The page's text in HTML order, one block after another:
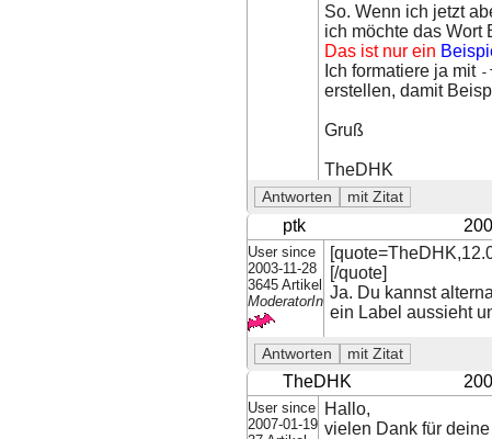
So. Wenn ich jetzt
ich möchte das Wort
Das ist nur ein
Ich formatiere ja mit -
erstellen, damit
Gruß
TheDHK
ptk
User since
2003-11-28
3645 Artikel
ModeratorIn
[/quote]
Ja. Du kannst
ein Label aussieht
TheDHK
User since
2007-01-19
Hallo,
vielen Dank für deine